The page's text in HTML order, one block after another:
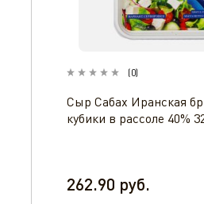
(0)
Сыр Сабах Иранская
кубики в рассоле 40%
262.90 руб.